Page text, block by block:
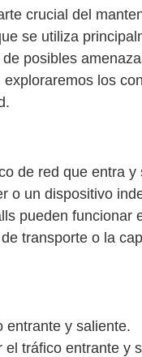
crucial del
se utiliza
posibles
los
de red que entra y
o un dispositivo
pueden funcionar
transporte o la
entrante y saliente.
tráfico entrante y